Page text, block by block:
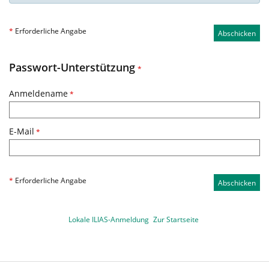
Abschicken
* Erforderliche Angabe
Passwort-Unterstützung *
Anmeldename*
E-Mail *
* Erforderliche Angabe Abschicken
Lokale ILIAS-Anmeldung Zur Startseite